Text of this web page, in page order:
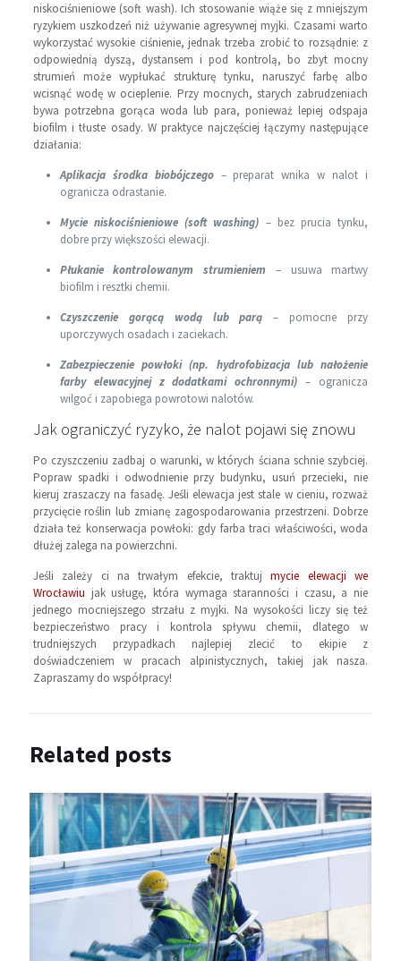
niskociśnieniowe (soft wash). Ich stosowanie wiąże się z mniejszym
ryzykiem uszkodzeń niż używanie agresywnej myjki. Czasami warto
wykorzystać wysokie ciśnienie, jednak trzeba zrobić to rozsądnie: z
odpowiednią dyszą, dystansem i pod kontrolą, bo zbyt mocny
strumień może wypłukać strukturę tynku, naruszyć farbę albo
wcisnąć wodę w ocieplenie. Przy mocnych, starych zabrudzeniach
bywa potrzebna gorąca woda lub para, ponieważ lepiej odspaja
biofilm i tłuste osady. W praktyce najczęściej łączymy następujące
działania:
Aplikacja środka biobójczego– preparat wnika w nalot i
ogranicza odrastanie.
Mycie niskociśnieniowe (soft washing) – bez prucia tynku,
dobre przy większości elewacji.
Płukanie kontrolowanym strumieniem – usuwa martwy
biofilm i resztki chemii.
Czyszczenie gorącą wodą lub parą – pomocne przy
uporczywych osadach i zaciekach.
Zabezpieczenie powłoki (np. hydrofobizacja lub nałożenie
farby elewacyjnej z dodatkami ochronnymi) – ogranicza
wilgoć i zapobiega powrotowi nalotów.
Jak ograniczyć ryzyko, że nalot pojawi się znowu
Po czyszczeniu zadbaj o warunki, w których ściana schnie szybciej.
Popraw spadki i odwodnienie przy budynku, usuń przecieki, nie
kieruj zraszaczy na fasadę. Jeśli elewacja jest stale w cieniu, rozważ
przycięcie roślin lub zmianę zagospodarowania przestrzeni. Dobrze
działa też konserwacja powłoki: gdy farba traci właściwości, woda
dłużej zalega na powierzchni.
Jeśli zależy ci na trwałym efekcie, traktujmycie elewacji we
Wrocławiu jak usługę, która wymaga staranności i czasu, a nie
jednego mocniejszego strzału z myjki. Na wysokości liczy się też
bezpieczeństwo pracy i kontrola spływu chemii, dlatego w
trudniejszych przypadkach najlepiej zlecić to ekipie z
doświadczeniem w pracach alpinistycznych, takiej jak nasza.
Zapraszamy do współpracy!
Related posts